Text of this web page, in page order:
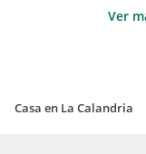
Ver
Casa en La Calandria